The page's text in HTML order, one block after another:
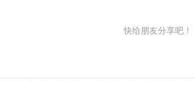
快给朋友分享吧！